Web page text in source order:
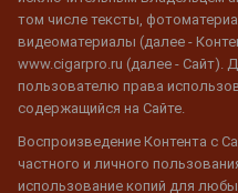
том числе тексты,
видеоматериалы (далее -
www.cigarpro.ru (далее - Сайт).
пользователю права
содержащийся на Сайте.
Воспроизведение Контента с
частного и личного
использование копий для